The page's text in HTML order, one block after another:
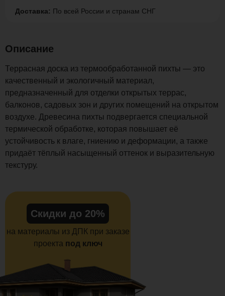
Доставка: По всей России и странам СНГ
Описание
Террасная доска из термообработанной пихты — это
качественный и экологичный материал,
предназначенный для отделки открытых террас,
балконов, садовых зон и других помещений на открытом
воздухе. Древесина пихты подвергается специальной
термической обработке, которая повышает её
устойчивость к влаге, гниению и деформации, а также
придаёт тёплый насыщенный оттенок и выразительную
текстуру.
Скидки до 20%
на материалы из ДПК при заказе
проекта под ключ